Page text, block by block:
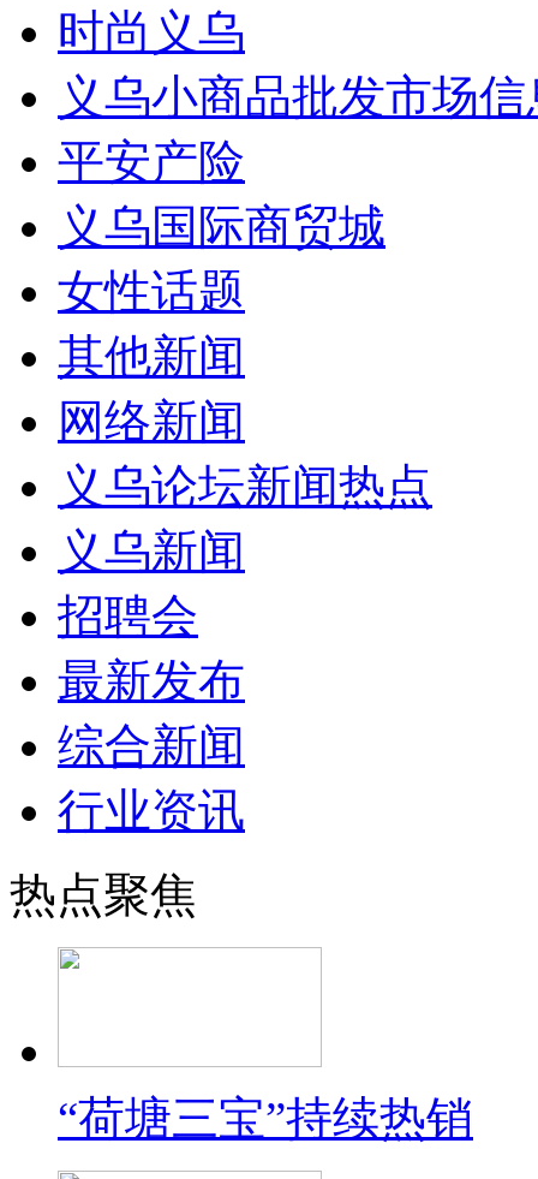
时尚义乌
义乌小商品批发市场
平安产险
义乌国际商贸城
女性话题
其他新闻
网络新闻
义乌论坛新闻热点
义乌新闻
招聘会
最新发布
综合新闻
行业资讯
热点聚焦
“荷塘三宝”持续热销